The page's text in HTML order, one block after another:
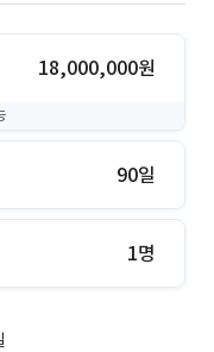
18,000,000원
90일
1명